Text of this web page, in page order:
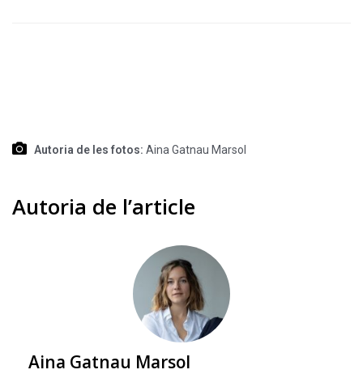
Autoria de les fotos: Aina Gatnau Marsol
Autoria de l’article
Aina Gatnau Marsol